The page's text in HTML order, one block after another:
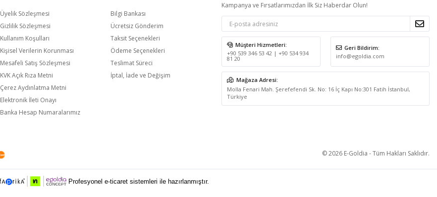
Üyelik Sözleşmesi
Gizlilik Sözleşmesi
Kullanım Koşulları
Kişisel Verilerin Korunması
Mesafeli Satış Sözleşmesi
KVK Açık Rıza Metni
Çerez Aydınlatma Metni
Elektronik İleti Onayı
Banka Hesap Numaralarımız
Bilgi Bankası
Ücretsiz Gönderim
Taksit Seçenekleri
Ödeme Seçenekleri
Teslimat Süreci
İptal, İade ve Değişim
Kampanya ve Fırsatlarımızdan İlk Siz Haberdar Olun!
Müşteri Hizmetleri:
+90 539 346 53 42 | +90 534 934
81 20
Geri Bildirim:
info@egoldia.com
Mağaza Adresi:
Molla Fenari Mah. Şerefefendi Sk. No: 16 İç Kapı No:301 Fatih İstanbul,
Türkiye
© 2026 E-Goldia - Tüm Hakları Saklıdır.
Profesyonel e-ticaret sistemleri ile hazırlanmıştır.